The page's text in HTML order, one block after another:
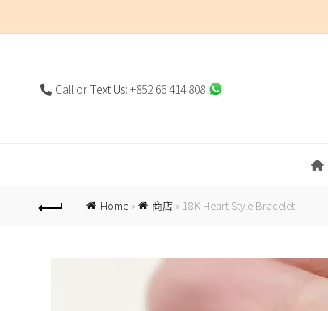
Callor Text Us: +852 66 414 808
Home» 商店» 18K Heart Style Bracelet